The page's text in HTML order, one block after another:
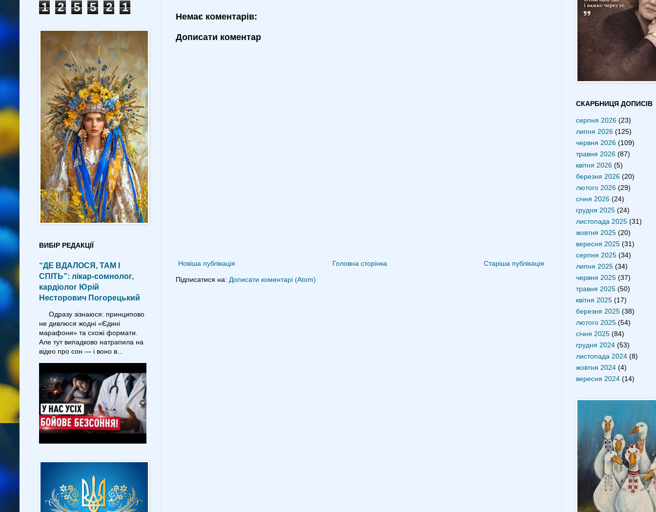
Немає коментарів:
Дописати коментар
Новіша публікація Старіша публікація
Головна сторінка
Підписатися на: Дописати коментарі (Atom)
1 2 5 5 2 1
ВИБІР РЕДАКЦІЇ
“ДЕ ВДАЛОСЯ, ТАМ І
СПІТЬ”: лікар-сомнолог,
кардіолог Юрій
Несторович Погорецький
Одразу зізнаюся: принципово
не дивлюся жодні «Єдині
марафони» та схожі формати.
Але тут випадково натрапила на
відео про сон — і воно в...
СКАРБНИЦЯ ДОПИСІВ
серпня 2026 (23)
липня 2026 (125)
червня 2026 (109)
травня 2026 (87)
квітня 2026 (5)
березня 2026 (20)
лютого 2026 (29)
січня 2026 (24)
грудня 2025 (24)
листопада 2025 (31)
жовтня 2025 (20)
вересня 2025 (31)
серпня 2025 (34)
липня 2025 (34)
червня 2025 (37)
травня 2025 (50)
квітня 2025 (17)
березня 2025 (38)
лютого 2025 (54)
січня 2025 (84)
грудня 2024 (53)
листопада 2024 (8)
жовтня 2024 (4)
вересня 2024 (14)